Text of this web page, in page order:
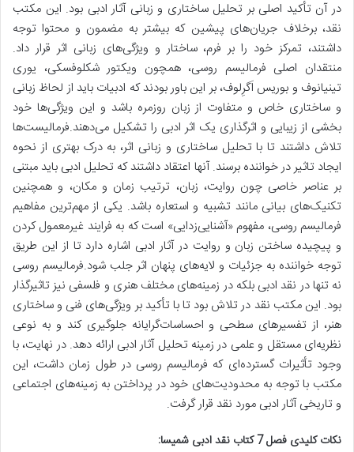
در آن تأکید اصلی بر تحلیل ساختاری و زبانی آثار ادبی بود. این مکتب
نقد، برخلاف جریان‌های پیشین که بیشتر به مضمون و محتوا توجه
داشتند، تمرکز خود را بر فرم، ساختار و ویژگی‌های زبانی اثر قرار داد.
منتقدان اصلی فرمالیسم روسی، همچون ویکتور شکلوفسکی، یوری
تینیانوف و بوریس اَگرِلوف، بر این باور بودند که ادبیات باید از لحاظ زبانی
و ساختاری خاص و متفاوت از زبان روزمره باشد و این ویژگی‌ها خود
بخشی از زیبایی و اثرگذاری یک اثر ادبی را تشکیل می‌دهند.فرمالیست‌ها
تلاش داشتند تا با تحلیل ساختاری و زبانی اثر، به درک بهتری از نحوه
ایجاد تاثیر در خواننده برسند. آنها اعتقاد داشتند که تحلیل ادبی باید مبتنی
بر عناصر خاصی چون روایت، زبان، ترتیب زمان و مکان، و همچنین
تکنیک‌های بیانی مانند تشبیه و استعاره باشد. یکی از مهم‌ترین مفاهیم
فرمالیسم روسی، مفهوم «آشنایی‌زدایی» است که به فرایند غیرمعمول کردن
و پیچیده ساختن زبان و روایت در آثار ادبی اشاره دارد تا از این طریق
توجه خواننده به جزئیات و لایه‌های پنهان اثر جلب شود.فرمالیسم روسی
نه تنها در نقد ادبی بلکه در زمینه‌های مختلف هنری و فلسفی نیز تاثیرگذار
بود. این مکتب نقد در تلاش بود تا با تأکید بر ویژگی‌های فنی و ساختاری
هنر، از تفسیرهای سطحی و احساسات‌گرایانه جلوگیری کند و به نوعی
نظریه‌ای مستقل و علمی در زمینه تحلیل آثار ادبی ارائه دهد. در نهایت، با
وجود تأثیرات گسترده‌ای که فرمالیسم روسی در طول زمان داشت، این
مکتب با توجه به محدودیت‌های خود در پرداختن به زمینه‌های اجتماعی
و تاریخی آثار ادبی مورد نقد قرار گرفت.
نکات کلیدی فصل 7 کتاب نقد ادبی شمیسا: